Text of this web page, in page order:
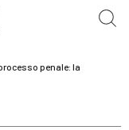
banca
penale: la